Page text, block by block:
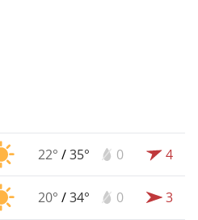
22° /35° 0 4
20° /34° 0 3